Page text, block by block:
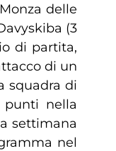
delle
(3
di partita,
di un
squadra di
nella
settimana
nel